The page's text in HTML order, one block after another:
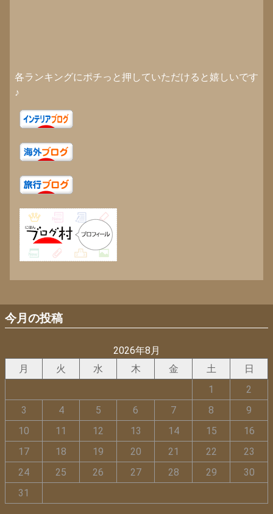
各ランキングにポチっと押していただけると嬉しいです
♪
今月の投稿
2026年8月
月
火 水 木 金 土
日
1
2
3
4 5 6 7 8
9
10
11 12 13 14 15
16
17
18 19 20 21 22
23
24
25 26 27 28 29
30
31